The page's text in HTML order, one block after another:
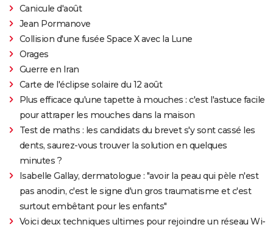
Canicule d'août
Jean Pormanove
Collision d'une fusée Space X avec la Lune
Orages
Guerre en Iran
Carte de l'éclipse solaire du 12 août
Plus efficace qu'une tapette à mouches : c'est l'astuce facile
pour attraper les mouches dans la maison
Test de maths : les candidats du brevet s'y sont cassé les
dents, saurez-vous trouver la solution en quelques
minutes ?
Isabelle Gallay, dermatologue : "avoir la peau qui pèle n'est
pas anodin, c'est le signe d'un gros traumatisme et c'est
surtout embêtant pour les enfants"
Voici deux techniques ultimes pour rejoindre un réseau Wi-